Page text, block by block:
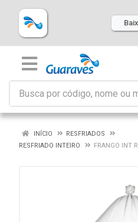
INÍCIO
RESFRIADOS
RESFRIADO INTEIRO
FRANGO INT